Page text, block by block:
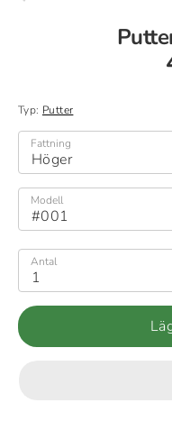
Typ: Putter
Fattning
Höger
Modell
#001
Antal
1